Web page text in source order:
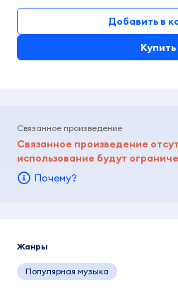
Добавить в
Купить
Связанное произведение
Связанное произведение
использование будут
Почему?
Жанры
Популярная музыка